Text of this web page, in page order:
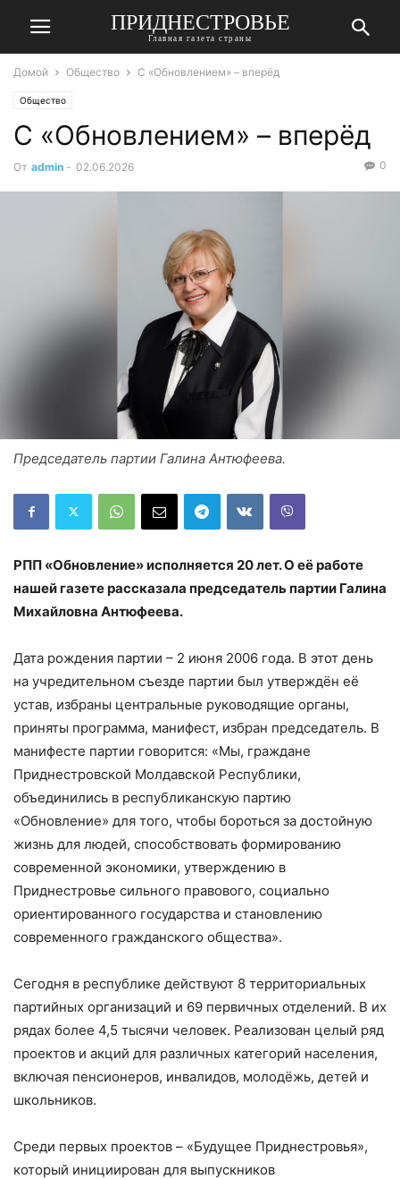
ПРИДНЕСТРОВЬЕ
Главная газета страны
Домой Общество С «Обновлением» – вперёд
Общество
С «Обновлением» – вперёд
От admin - 02.06.2026 0
Председатель партии Галина Антюфеева.
РПП «Обновление» исполняется 20 лет. О её работе
нашей газете рассказала председатель партии Галина
Михайловна Антюфеева.
Дата рождения партии – 2 июня 2006 года. В этот день
на учредительном съезде партии был утверждён её
устав, избраны центральные руководящие органы,
приняты программа, манифест, избран председатель. В
манифесте партии говорится: «Мы, граждане
Приднестровской Молдавской Республики,
объединились в республиканскую партию
«Обновление» для того, чтобы бороться за достойную
жизнь для людей, способствовать формированию
современной экономики, утверждению в
Приднестровье сильного правового, социально
ориентированного государства и становлению
современного гражданского общества».
Сегодня в республике действуют 8 территориальных
партийных организаций и 69 первичных отделений. В их
рядах более 4,5 тысячи человек. Реализован целый ряд
проектов и акций для различных категорий населения,
включая пенсионеров, инвалидов, молодёжь, детей и
школьников.
Среди первых проектов – «Будущее Приднестровья»,
который инициирован для выпускников